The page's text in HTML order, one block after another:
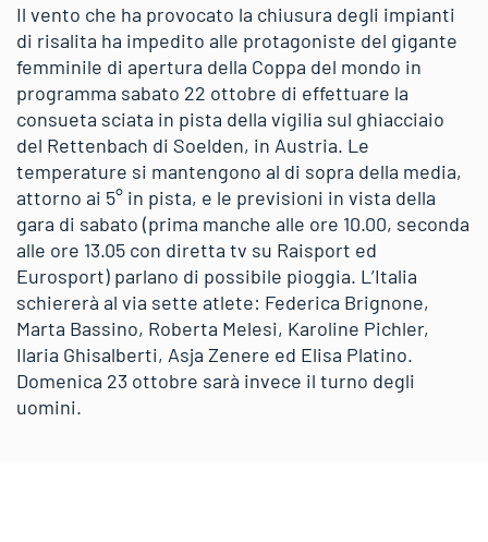
Il vento che ha provocato la chiusura degli impianti
di risalita ha impedito alle protagoniste del gigante
femminile di apertura della Coppa del mondo in
programma sabato 22 ottobre di effettuare la
consueta sciata in pista della vigilia sul ghiacciaio
del Rettenbach di Soelden, in Austria. Le
temperature si mantengono al di sopra della media,
attorno ai 5° in pista, e le previsioni in vista della
gara di sabato (prima manche alle ore 10.00, seconda
alle ore 13.05 con diretta tv su Raisport ed
Eurosport) parlano di possibile pioggia. L’Italia
schiererà al via sette atlete: Federica Brignone,
Marta Bassino, Roberta Melesi, Karoline Pichler,
Ilaria Ghisalberti, Asja Zenere ed Elisa Platino.
Domenica 23 ottobre sarà invece il turno degli
uomini.